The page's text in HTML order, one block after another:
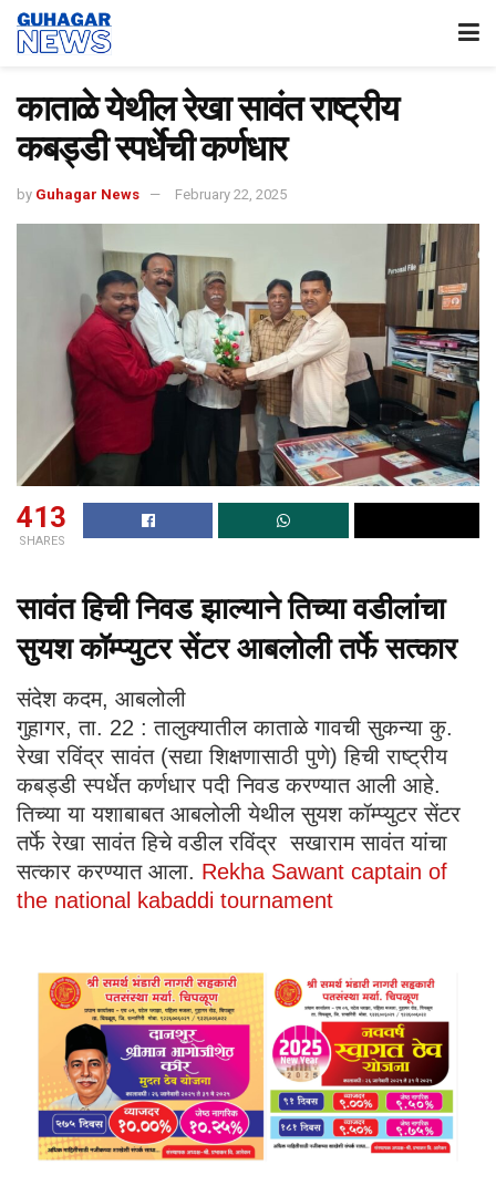
काताळे येथील रेखा सावंत राष्ट्रीय
कबड्डी स्पर्धेची कर्णधार
by Guhagar News February 22, 2025
413
SHARES
सावंत हिची निवड झाल्याने तिच्या वडीलांचा
सुयश कॉम्प्युटर सेंटर आबलोली तर्फे सत्कार
संदेश कदम, आबलोली
गुहागर, ता. 22 : तालुक्यातील काताळे गावची सुकन्या कु.
रेखा रविंद्र सावंत (सद्या शिक्षणासाठी पुणे) हिची राष्ट्रीय
कबड्डी स्पर्धेत कर्णधार पदी निवड करण्यात आली आहे.
तिच्या या यशाबाबत आबलोली येथील सुयश कॉम्प्युटर सेंटर
तर्फे रेखा सावंत हिचे वडील रविंद्र सखाराम सावंत यांचा
सत्कार करण्यात आला. Rekha Sawant captain of
the national kabaddi tournament